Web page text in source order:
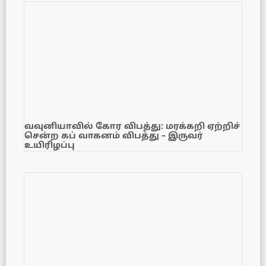
வவுனியாவில் கோர விபத்து: மரக்கறி ஏற்றிச்
சென்ற கப் வாகனம் விபத்து – இருவர்
உயிரிழப்பு